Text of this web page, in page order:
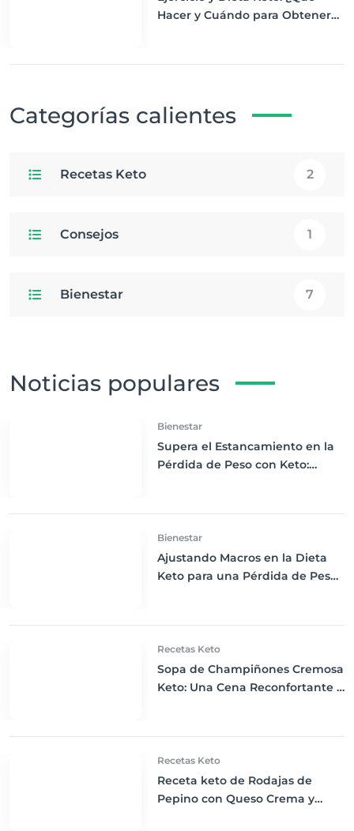
Hacer y Cuándo para Obtener
Categorías calientes
Recetas Keto 2
Consejos 1
Bienestar 7
Noticias populares
Bienestar
Supera el Estancamiento en la
Pérdida de Peso con Keto:
Bienestar
Ajustando Macros en la Dieta
Keto para una Pérdida de Peso
Recetas Keto
Sopa de Champiñones Cremosa
Keto: Una Cena Reconfortante y
Recetas Keto
Receta keto de Rodajas de
Pepino con Queso Crema y